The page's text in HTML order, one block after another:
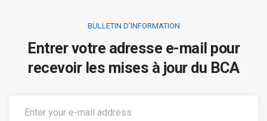
BULLETIN D’INFORMATION
Entrer votre adresse e-mail pour
recevoir les mises à jour du BCA